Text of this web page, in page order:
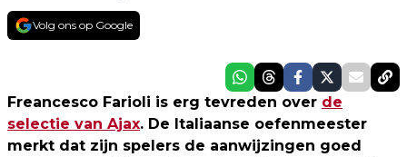
Volg ons op Google
Freancesco Farioli is erg tevreden over de
selectie van Ajax. De Italiaanse oefenmeester
merkt dat zijn spelers de aanwijzingen goed